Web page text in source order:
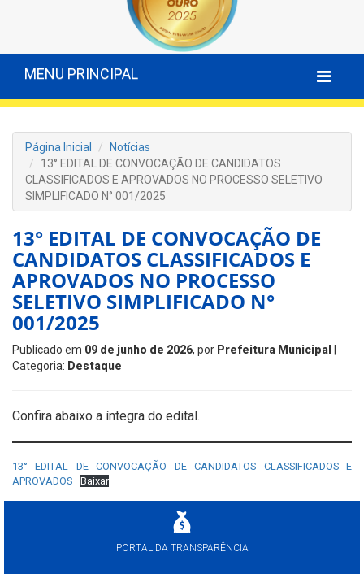
MENU PRINCIPAL
Página Inicial
Notícias
13° EDITAL DE CONVOCAÇÃO DE CANDIDATOS
CLASSIFICADOS E APROVADOS NO PROCESSO SELETIVO
SIMPLIFICADO N° 001/2025
13° EDITAL DE CONVOCAÇÃO DE
CANDIDATOS CLASSIFICADOS E
APROVADOS NO PROCESSO
SELETIVO SIMPLIFICADO N°
001/2025
Publicado em 09 de junho de 2026, por Prefeitura Municipal
Categoria: Destaque
Confira abaixo a íntegra do edital.
13° EDITAL DE CONVOCAÇÃO DE CANDIDATOS CLASSIFICADOS E
APROVADOS
Baixar
PORTAL DA TRANSPARÊNCIA